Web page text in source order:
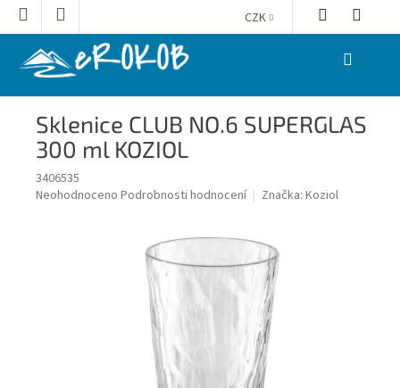
Přejít
CZK
NÁKUPNÍ
Sklenice CLUB NO.6 SUPERGLAS
300 ml KOZIOL
3406535
Průměrné
Neohodnoceno Podrobnosti hodnocení Značka: Koziol